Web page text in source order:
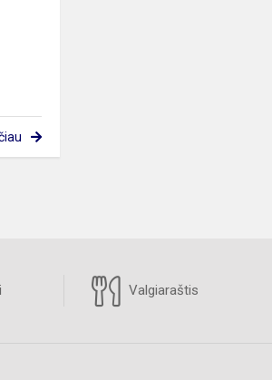
Valgiaraštis